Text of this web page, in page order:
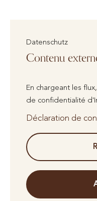
Datenschutz
Contenu
En chargeant les
de confidentialité
Déclaration de